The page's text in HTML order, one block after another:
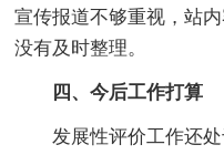
宣传报道不够重视，站
没有及时整理。
四、今后工作打算
发展性评价工作还处